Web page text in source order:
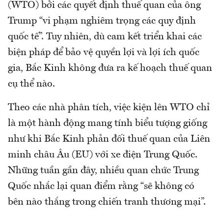
(WTO) bởi các quyết định thuế quan của ông
Trump “vi phạm nghiêm trọng các quy định
quốc tế”. Tuy nhiên, dù cam kết triển khai các
biện pháp để bảo vệ quyền lợi và lợi ích quốc
gia, Bắc Kinh không đưa ra kế hoạch thuế quan
cụ thể nào.
Theo các nhà phân tích, việc kiện lên WTO chỉ
là một hành động mang tính biểu tượng giống
như khi Bắc Kinh phản đối thuế quan của Liên
minh châu Âu (EU) với xe điện Trung Quốc.
Những tuần gần đây, nhiều quan chức Trung
Quốc nhắc lại quan điểm rằng “sẽ không có
bên nào thắng trong chiến tranh thương mại”.